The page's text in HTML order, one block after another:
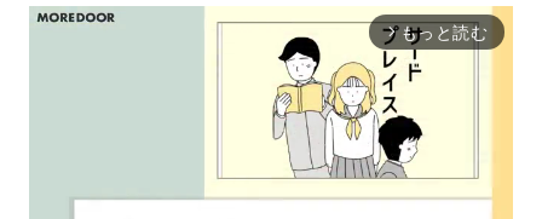
arrow_forward_ios もっと読む